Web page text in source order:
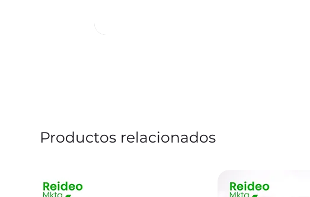
Productos relacionados